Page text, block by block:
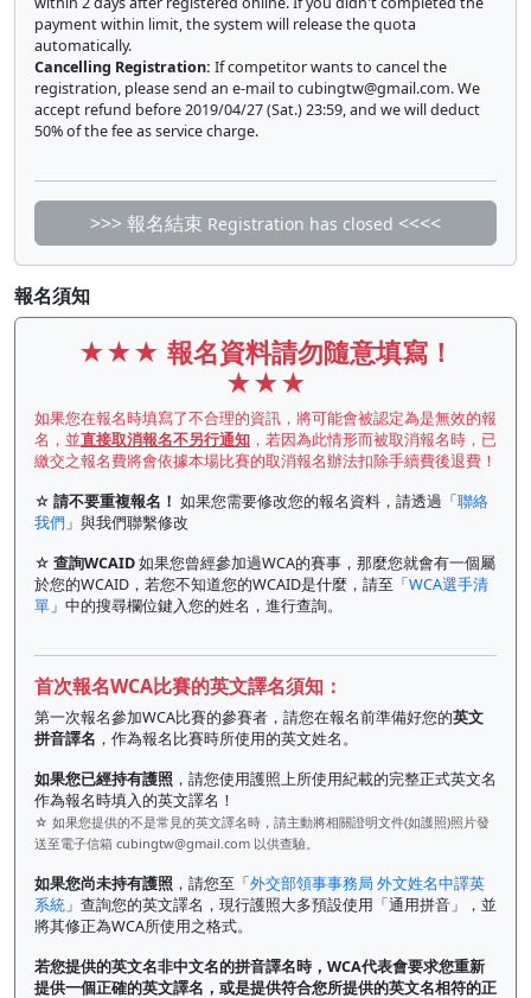
payment within limit, the system will release the quota
automatically.
Cancelling Registration: If competitor wants to cancel the
registration, please send an e-mail to cubingtw@gmail.com. We
accept refund before 2019/04/27 (Sat.) 23:59, and we will deduct
50% of the fee as service charge.
>>> 報名結束 Registration has closed <<<<
報名須知
★★★ 報名資料請勿隨意填寫！
★★★
如果您在報名時填寫了不合理的資訊，將可能會被認定為是無效的報
名，並直接取消報名不另行通知 ，若因為此情形而被取消報名時，已
繳交之報名費將會依據本場比賽的取消報名辦法扣除手續費後退費！
☆ 請不要重複報名！ 如果您需要修改您的報名資料，請透過「聯絡
我們 」與我們聯繫修改
☆ 查詢WCAID如果您曾經參加過WCA的賽事，那麼您就會有一個屬
於您的WCAID，若您不知道您的WCAID是什麼，請至「WCA選手清
單 」中的搜尋欄位鍵入您的姓名，進行查詢。
首次報名WCA比賽的英文譯名須知：
第一次報名參加WCA比賽的參賽者，請您在報名前準備好您的英文
拼音譯名 ，作為報名比賽時所使用的英文姓名。
如果您已經持有護照 ，請您使用護照上所使用紀載的完整正式英文名
作為報名時填入的英文譯名！
☆ 如果您提供的不是常見的英文譯名時，請主動將相關證明文件(如護照)照片發
送至電子信箱 cubingtw@gmail.com 以供查驗。
如果您尚未持有護照 ，請您至「外交部領事事務局 外文姓名中譯英
系統 」查詢您的英文譯名，現行護照大多預設使用「通用拼音」，並
將其修正為WCA所使用之格式。
若您提供的英文名非中文名的拼音譯名時，WCA代表會要求您重新
提供一個正確的英文譯名，或是提供符合您所提供的英文名相符的正